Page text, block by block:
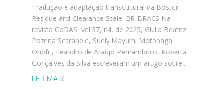
Tradução e adaptação transcultural da Boston
Residue and Clearance Scale: BR-BRACS Na
revista CoDAS vol.37, n4, de 2025, Giulia Beatriz
Pozena Scaranelo, Suely Mayumi Motonaga
Onofri, Leandro de Araújo Pernambuco, Roberta
Gonçalves da Silva escreveram um artigo sobre...
LER MAIS